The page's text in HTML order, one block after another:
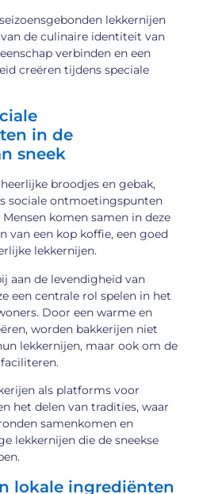
lekkernijen
de culinaire identiteit van
verbinden en een
creëren tijdens speciale
in de
sneek
broodjes en gebak,
sociale ontmoetingspunten
komen samen in deze
van een kop koffie, een goed
lekkernijen.
aan de levendigheid van
een centrale rol spelen in het
Door een warme en
worden bakkerijen niet
lekkernijen, maar ook om de
als platforms voor
het delen van tradities, waar
samenkomen en
lekkernijen die de sneekse
lokale ingrediënten